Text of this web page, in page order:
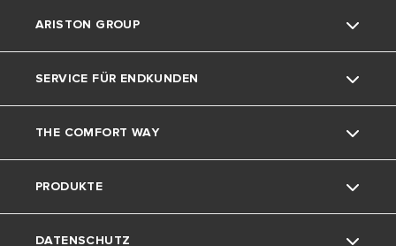
ARISTON GROUP
Die Marke Ariston
Die Gruppe
Karriere
SERVICE FÜR ENDKUNDEN
Kontakt
Dokumente herunterladen
THE COMFORT WAY
Home living
PRODUKTE
DATENSCHUTZ